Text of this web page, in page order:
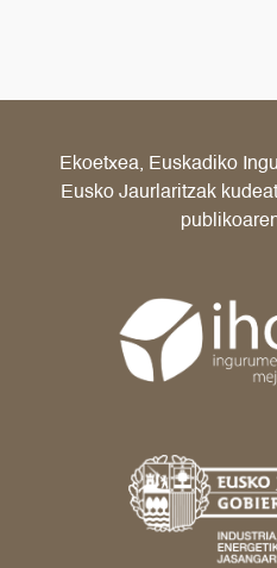
Ekoetxea, Euskadiko
Eusko Jaurlaritzak